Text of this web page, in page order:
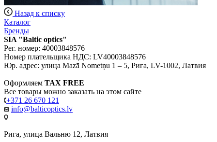
Назад к списку
Каталог
Бренды
SIA "Baltic optics"
Рег. номер: 40003848576
Номер плательщика НДС: LV40003848576
Юр. адрес: улица Mazā Nometņu 1 – 5, Рига, LV-1002, Латвия
Оформляем TAX FREE
Все товары можно заказать на этом сайте
+371 26 670 121
info@balticoptics.lv
Рига, улица Вальню 12, Латвия